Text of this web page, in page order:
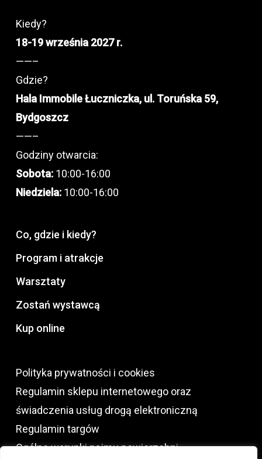
Kiedy?
18-19 września 2027 r.
——–
Gdzie?
Hala Immobile Łuczniczka, ul. Toruńska 59,
Bydgoszcz
——–
Godziny otwarcia:
Sobota:10:00-16:00
Niedziela:10:00-16:00
Co, gdzie i kiedy?
Program i atrakcje
Warsztaty
Zostań wystawcą
Kup online
Polityka prywatności i cookies
Regulamin sklepu internetowego oraz
świadczenia usług drogą elektroniczną
Regulamin targów
Ogólne warunki najmu powierzchni